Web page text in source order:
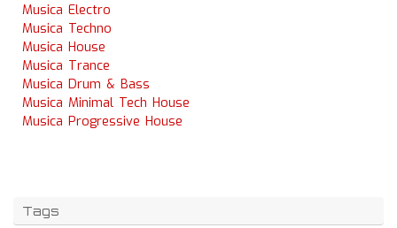
Musica Electro
Musica Techno
Musica House
Musica Trance
Musica Drum & Bass
Musica Minimal Tech House
Musica Progressive House
Tags